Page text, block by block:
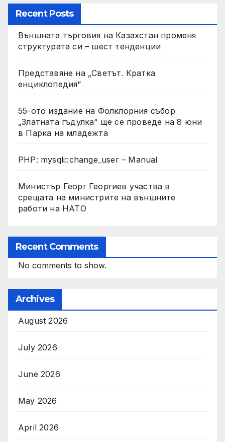
Recent Posts
Външната търговия на Казахстан променя
структурата си – шест тенденции
Представяне на „Светът. Кратка
енциклопедия“
55-ото издание на Фолклорния събор
„Златната гъдулка“ ще се проведе на 8 юни
в Парка на младежта
PHP: mysqli::change_user – Manual
Министър Георг Георгиев участва в
срещата на министрите на външните
работи на НАТО
Recent Comments
No comments to show.
Archives
August 2026
July 2026
June 2026
May 2026
April 2026